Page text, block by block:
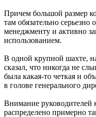
Причем большой размер
там обязательно серьезно
менеджменту и активно
использованием.
В одной крупной шахте,
сказал, что никогда не
была какая-то четкая и
в голове генерального
Внимание руководителей
распределено примерно